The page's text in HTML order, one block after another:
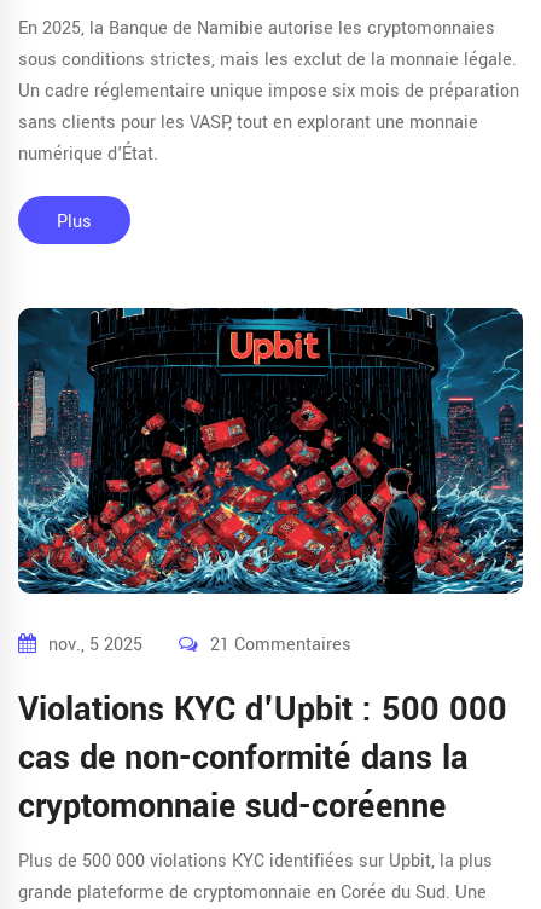
En 2025, la Banque de Namibie autorise les cryptomonnaies
sous conditions strictes, mais les exclut de la monnaie légale.
Un cadre réglementaire unique impose six mois de préparation
sans clients pour les VASP, tout en explorant une monnaie
numérique d'État.
Plus
nov., 5 2025 21 Commentaires
Violations KYC d'Upbit : 500 000
cas de non-conformité dans la
cryptomonnaie sud-coréenne
Plus de 500 000 violations KYC identifiées sur Upbit, la plus
grande plateforme de cryptomonnaie en Corée du Sud. Une